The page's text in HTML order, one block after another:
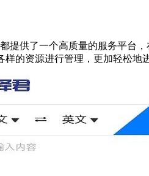
提供了一个高质量的服务平台
的资源进行管理，更加轻松